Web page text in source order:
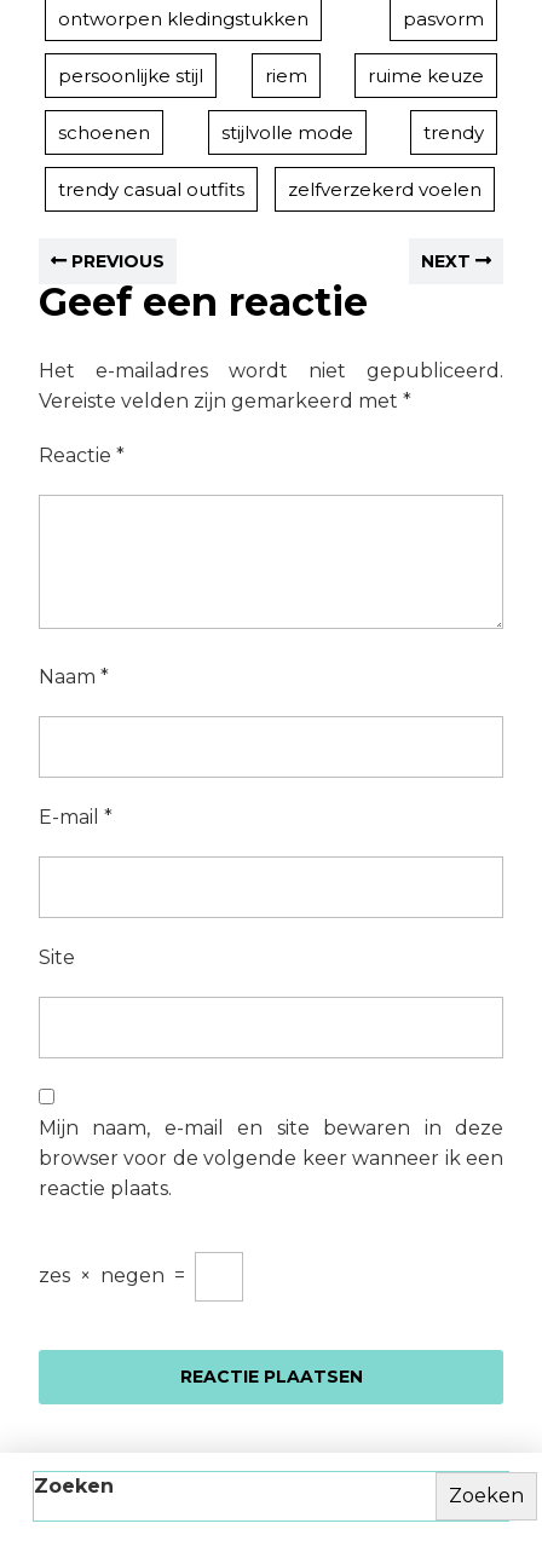
ontworpen kledingstukken pasvorm
persoonlijke stijl riem ruime keuze
schoenen stijlvolle mode trendy
trendy casual outfits zelfverzekerd voelen
PREVIOUS NEXT
Geef een reactie
Het e-mailadres wordt niet gepubliceerd.
Vereiste velden zijn gemarkeerd met *
Reactie *
Naam *
E-mail *
Site
Mijn naam, e-mail en site bewaren in deze
browser voor de volgende keer wanneer ik een
reactie plaats.
zes × negen =
Zoeken Zoeken